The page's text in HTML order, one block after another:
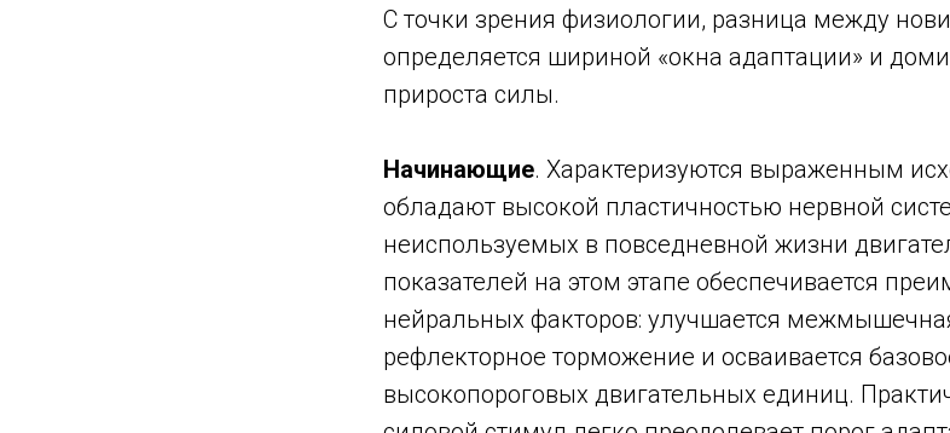
С точки зрения физиологии, разница между
определяется шириной «окна адаптации» и
прироста силы.
Начинающие. Характеризуются выраженным
обладают высокой пластичностью нервной
неиспользуемых в повседневной жизни
показателей на этом этапе обеспечивается
нейральных факторов: улучшается
рефлекторное торможение и осваивается
высокопороговых двигательных единиц.